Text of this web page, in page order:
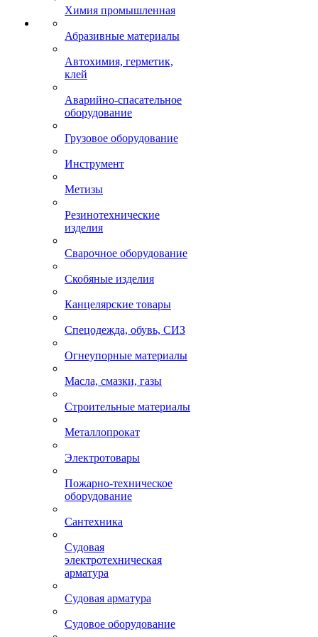
Химия промышленная
Абразивные материалы
Автохимия, герметик,
клей
Аварийно-спасательное
оборудование
Грузовое оборудование
Инструмент
Метизы
Резинотехнические
изделия
Сварочное оборудование
Скобяные изделия
Канцелярские товары
Спецодежда, обувь, СИЗ
Огнеупорные материалы
Масла, смазки, газы
Строительные материалы
Металлопрокат
Электротовары
Пожарно-техническое
оборудование
Сантехника
Судовая
электротехническая
арматура
Судовая арматура
Судовое оборудование